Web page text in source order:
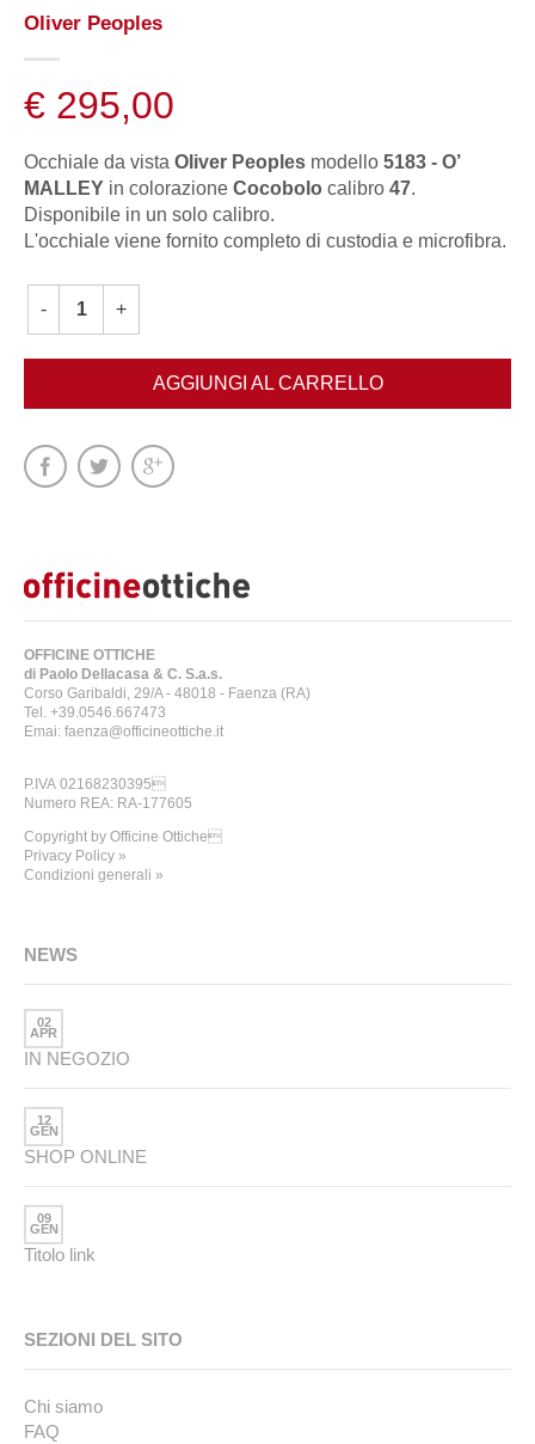
Oliver Peoples
€ 295,00
Occhiale da vista Oliver Peoples modello 5183 - O’
MALLEY in colorazione Cocobolo calibro 47.
Disponibile in un solo calibro.
L'occhiale viene fornito completo di custodia e microfibra.
AGGIUNGI AL CARRELLO
OFFICINE OTTICHE
di Paolo Dellacasa & C. S.a.s.
Corso Garibaldi, 29/A - 48018 - Faenza (RA)
Tel. +39.0546.667473
Emai: faenza@officineottiche.it
P.IVA 02168230395
Numero REA: RA-177605
Copyright by Officine Ottiche
Privacy Policy »
Condizioni generali »
NEWS
02
APR
IN NEGOZIO
12
GEN
SHOP ONLINE
09
GEN
Titolo link
SEZIONI DEL SITO
Chi siamo
FAQ